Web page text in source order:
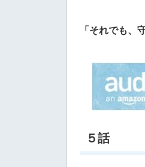
「それでも、
５話